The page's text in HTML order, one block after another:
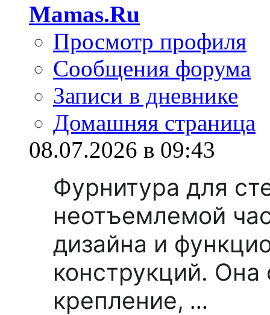
Mamas.Ru
Просмотр профиля
Сообщения форума
Записи в дневнике
Домашняя страница
08.07.2026 в 09:43
Фурнитура для
неотъемлемой
дизайна и
конструкций.
крепление, ...